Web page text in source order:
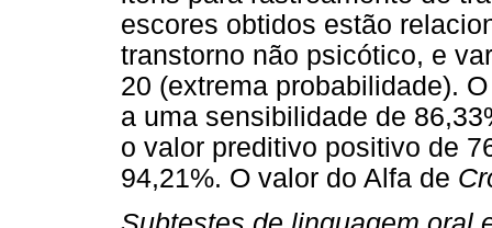
escores obtidos estão
transtorno não psicótico, e
20 (extrema probabilidade).
a uma sensibilidade de
o valor preditivo positivo de
94,21%. O valor do Alfa de